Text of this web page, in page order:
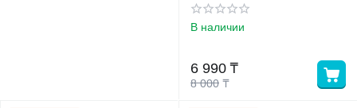
практика гаданий.
В наличии
8 000 ₸
6 990 ₸